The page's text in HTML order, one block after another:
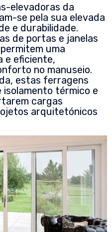
elevadoras da
se pela sua elevada
e durabilidade.
de portas e janelas
uma
e eficiente,
no manuseio.
estas ferragens
térmico e
cargas
arquitetónicos